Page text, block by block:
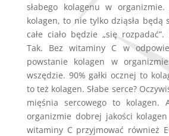
słabego kolagenu w organizmie.
kolagen, to nie tylko dziąsła będą
całe ciało będzie „się
Tak. Bez witaminy C w
powstanie kolagen w
wszędzie. 90% gałki ocznej to
to też kolagen. Słabe serce?
mięśnia sercowego to kolagen.
organizmie dobrej jakości
witaminy C przyjmować również